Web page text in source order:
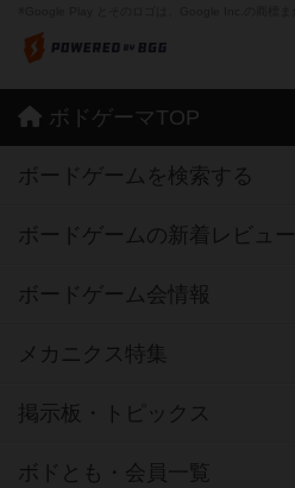
ボドゲーマTOP
ボードゲームを検索する
ボードゲームの新着レビュー
ボードゲーム会情報
メカニクス特集
掲示板・トピックス
ボドとも・会員一覧